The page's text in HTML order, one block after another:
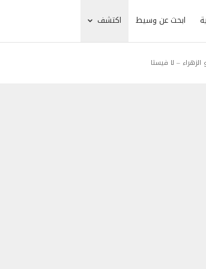
ابحث عن وسيط اكتشف
– لا فيستا